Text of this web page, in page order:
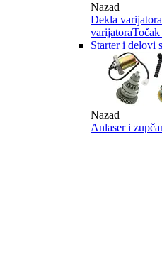
Nazad
Dekla varijatora
varijatora
Starter i delovi
Nazad
Anlaser i